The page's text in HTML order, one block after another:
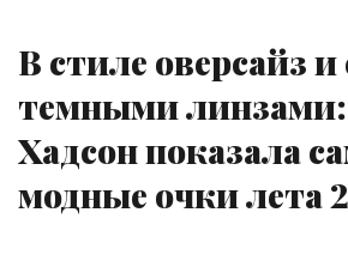
В стиле оверсайз и
темными
Хадсон показала
модные очки лета